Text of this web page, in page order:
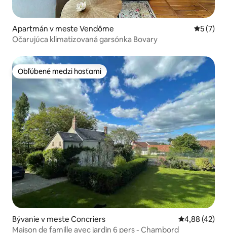
Apartmán v meste Vendôme
5 (7)
Očarujúca klimatizovaná garsónka Bovary
Obľúbené medzi hosťami
Obľúbené medzi hosťami
Bývanie v meste Concriers Priemerné
4,88 (42)
Maison de famille avec jardin 6 pers - Chambord